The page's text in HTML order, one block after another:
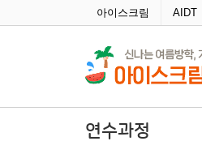
아이스크림 AIDT
연수과정